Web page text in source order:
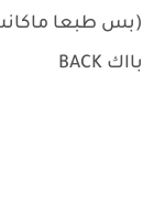
(بس طبعا
بااك BACK